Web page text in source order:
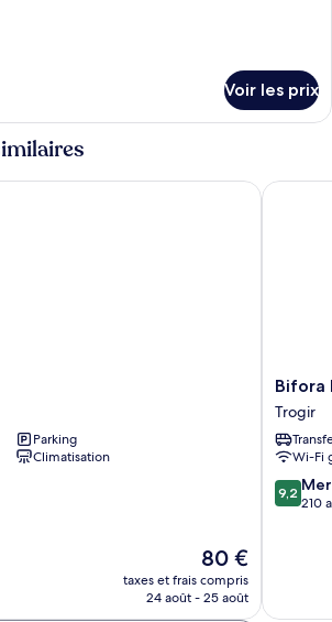
Voir les prix
Parking
Climatisation
Le
nouveau
prix
80 €
taxes et frais compris
24 août - 25 août
Bifora
Hotel
Trogir
Bifora
Trogir
Wi-Fi
9.2
sur
9,2
210
Bifora